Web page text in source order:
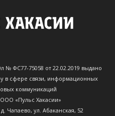
№ ФС77-75058 от 22.02.2019 выдано
в сфере связи, информационных
коммуникаций
ООО «Пульс Хакасии»
Чапаево, ул. Абаканская, 52